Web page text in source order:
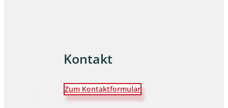
Kontakt
Zum Kontaktformular